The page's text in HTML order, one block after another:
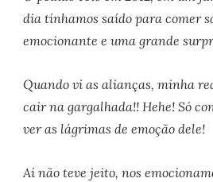
dia tínhamos saído para comer
emocionante e uma grande
Quando vi as alianças, minha
cair na gargalhada!! Hehe! Só
ver as lágrimas de emoção dele!
Aí não teve jeito, nos